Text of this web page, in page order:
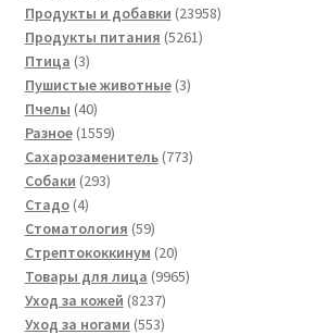
товаров
Продукты и добавки 2395823958
Продукты питания 52615261
Птица 33
товара
Пушистые животные 33
Пчелы 4040
товаров
Разное 15591559
товаров
Сахарозаменитель 773773
Собаки 293293
Стадо 44
товара
Стоматология 5959
товаров
Стрептококкинум 2020
товаров
Товары для лица 99659965
Уход за кожей 82378237
товаров
Уход за ногами 553553